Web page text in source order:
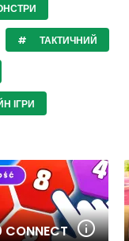
ТАКТИЧНИЙ
ІГРИ